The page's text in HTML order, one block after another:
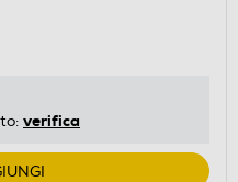
verifica